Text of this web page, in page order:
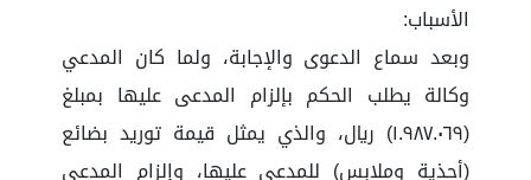
الأسباب:
وبعد سماع الدعوى والإجابة، ولما كان المدعي
وكالة يطلب الحكم بإلزام المدعى عليها بمبلغ
(١.٩٨٧.٠٦٩) ريال، والذي يمثل قيمة توريد بضائع
(أحذية وملابس) للمدعى عليها، وإلزام المدعى